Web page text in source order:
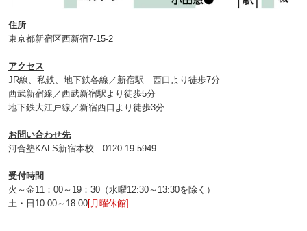
住所
東京都新宿区西新宿7-15-2
アクセス
JR線、私鉄、地下鉄各線／新宿駅 西口より徒歩7分
西武新宿線／西武新宿駅より徒歩5分
地下鉄大江戸線／新宿西口より徒歩3分
お問い合わせ先
河合塾KALS新宿本校 0120‐19‐5949
受付時間
火～金11：00～19：30（水曜12:30～13:30を除く）
土・日10:00～18:00[月曜休館]